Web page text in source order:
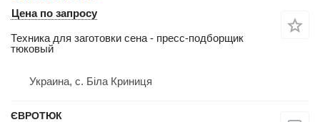
Цена по запросу
Техника для заготовки сена - пресс-подборщик
тюковый
Украина, с. Біла Криниця
ЄВРОТЮК